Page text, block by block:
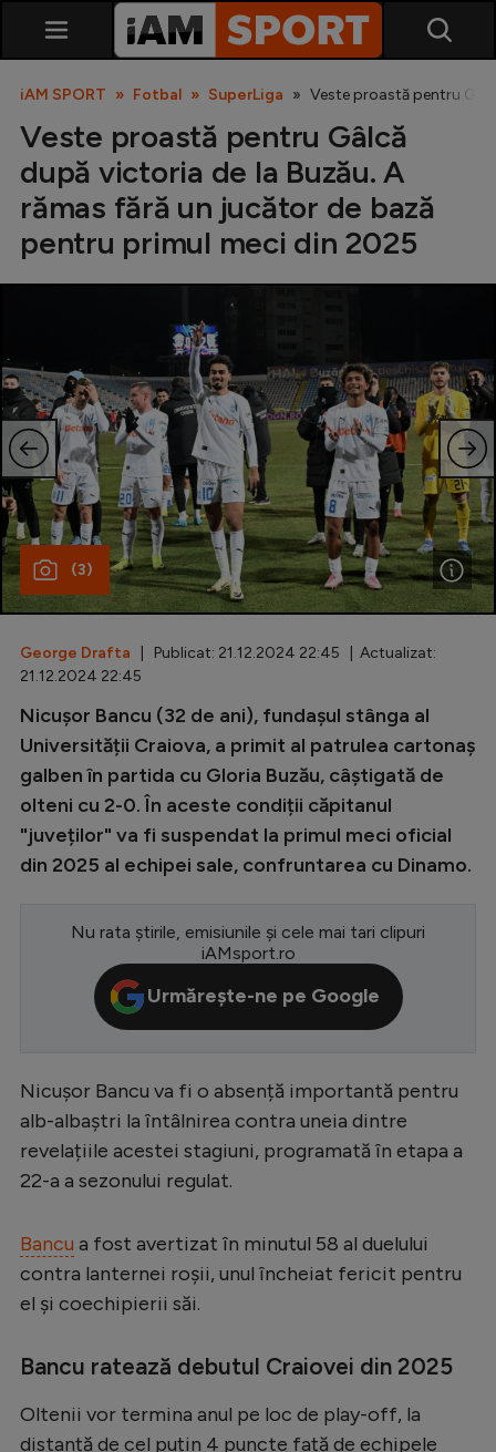
SuperLiga
Liga 2
Cupa României
Echipa Națională
U21
Fotbal feminin
Special
Diverse
Inedit
Clasamente
Champions League
Europa League
Conference League
Premier League
LaLiga
Ligue 1
Campionate
Starurile fotbalului
Stranieri
Clasamente
Tenis
iAM SPORT Fotbal SuperLiga Veste proastă pentru
Veste proastă pentru Gâlcă
după victoria de la Buzău. A
rămas fără un jucător de bază
pentru primul meci din 2025
(3)
George Drafta | Publicat: 21.12.2024 22:45 | Actualizat:
21.12.2024 22:45
Nicușor Bancu (32 de ani), fundașul stânga al
Universității Craiova, a primit al patrulea cartonaș
galben în partida cu Gloria Buzău, câștigată de
olteni cu 2-0. În aceste condiții căpitanul
"juveților" va fi suspendat la primul meci oficial
din 2025 al echipei sale, confruntarea cu Dinamo.
Nu rata știrile, emisiunile și cele mai tari clipuri
iAMsport.ro
Urmărește-ne pe Google
Nicușor Bancu va fi o absență importantă pentru
alb-albaștri la întâlnirea contra uneia dintre
revelațiile acestei stagiuni, programată în etapa a
22-a a sezonului regulat.
Bancu a fost avertizat în minutul 58 al duelului
contra lanternei roșii, unul încheiat fericit pentru
el și coechipierii săi.
Bancu ratează debutul Craiovei din 2025
Oltenii vor termina anul pe loc de play-off, la
distanță de cel puțin 4 puncte față de echipele